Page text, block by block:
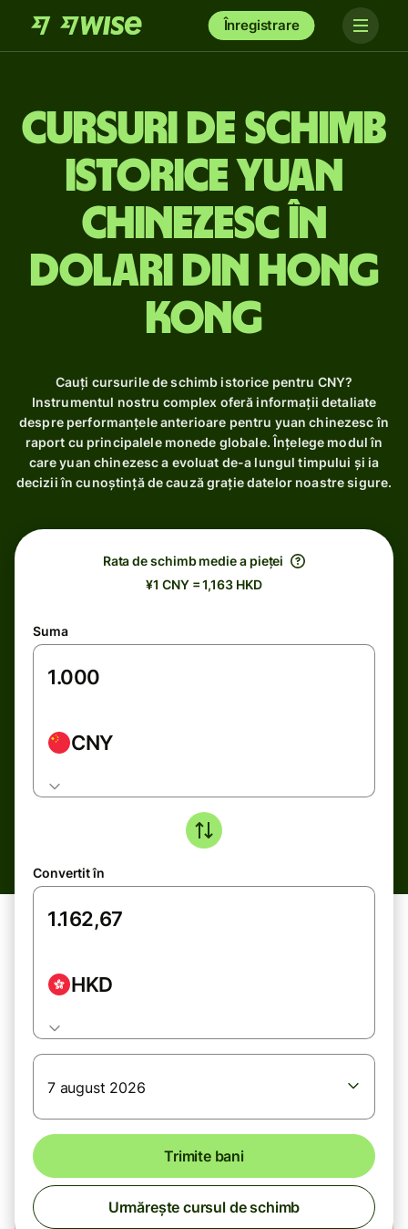
Înregistrare
Cursuri de schimb
istorice yuan
chinezesc în
dolari din Hong
Kong
Cauți cursurile de schimb istorice pentru CNY?
Instrumentul nostru complex oferă informații detaliate
despre performanțele anterioare pentru yuan chinezesc în
raport cu principalele monede globale. Înțelege modul în
care yuan chinezesc a evoluat de-a lungul timpului și ia
decizii în cunoștință de cauză grație datelor noastre sigure.
Rata de schimb medie a pieței
¥1 CNY = 1,163 HKD
Suma
CNY
Convertit în
HKD
7 august 2026
Trimite bani
Urmărește cursul de schimb